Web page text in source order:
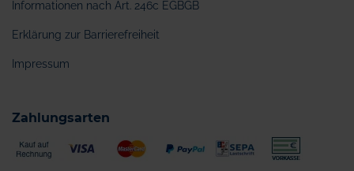
Informationen nach Art. 246c EGBGB
Erklärung zur Barrierefreiheit
Impressum
Zahlungsarten